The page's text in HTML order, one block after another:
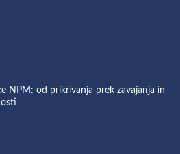
NPM: od prikrivanja prek zavajanja in